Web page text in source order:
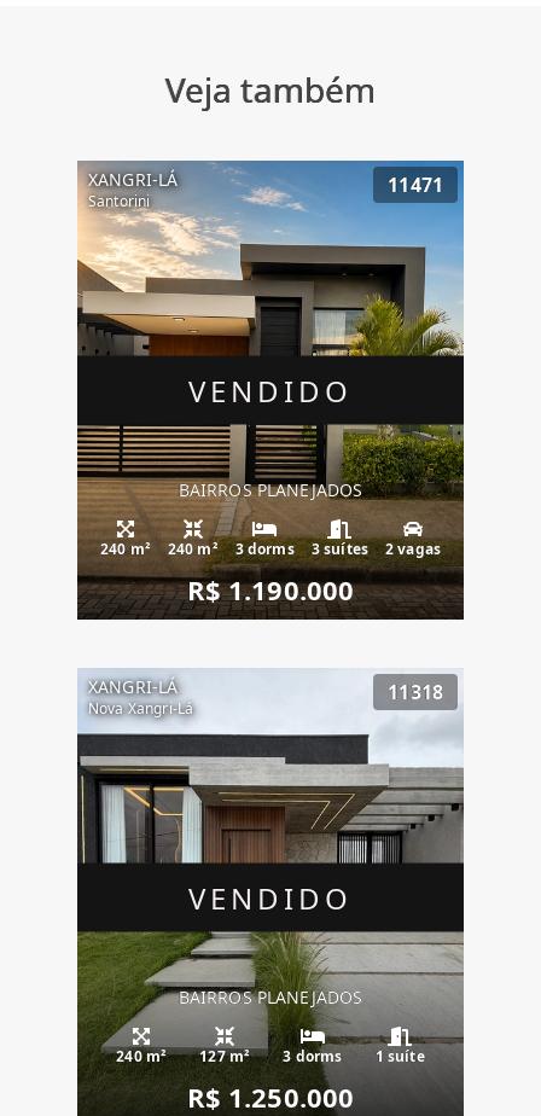
Veja também
VENDIDO
XANGRI-LÁ
Santorini
11471
BAIRROS PLANEJADOS
240 m² 240 m² 3 dorms 3 suítes 2 vagas
R$ 1.190.000
VENDIDO
XANGRI-LÁ
Nova Xangri-Lá
11318
BAIRROS PLANEJADOS
240 m² 127 m² 3 dorms 1 suíte
R$ 1.250.000